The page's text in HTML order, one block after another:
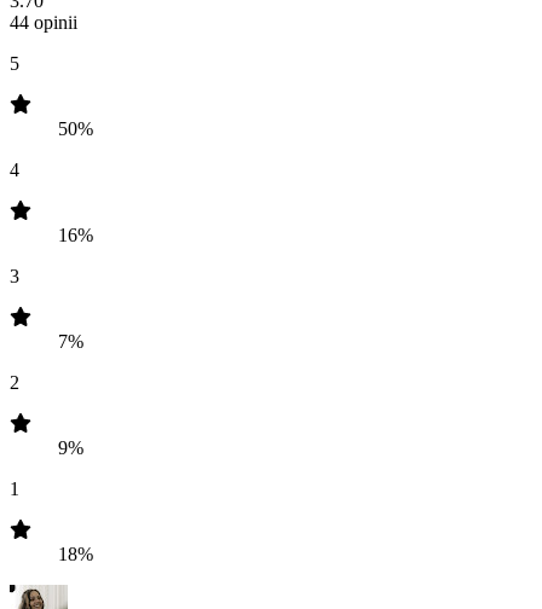
44 opinii
5
50%
4
16%
3
7%
2
9%
1
18%